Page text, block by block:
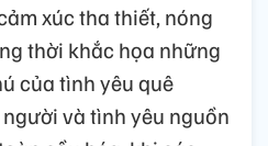
xúc tha thiết, nóng
thời khắc họa những
của tình yêu quê
và tình yêu nguồn